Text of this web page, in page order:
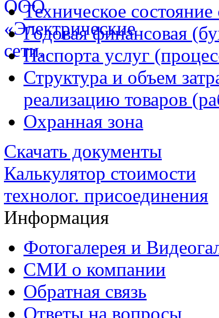
Техническое состояние
Годовая финансовая
Паспорта услуг
Структура и объем
реализацию товаров
Охранная зона
Скачать документы
Калькулятор стоимости
технолог. присоединения
Информация
Фотогалерея и
СМИ о компании
Обратная связь
Ответы на вопросы